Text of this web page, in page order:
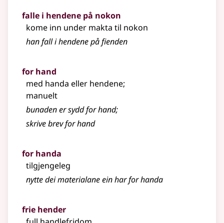
falle i hendene på nokon
kome inn under makta til nokon
han fall i hendene på fienden
for hand
med handa eller hendene;
manuelt
bunaden er sydd for hand;
skrive brev for hand
for handa
tilgjengeleg
nytte dei materialane ein har for handa
frie hender